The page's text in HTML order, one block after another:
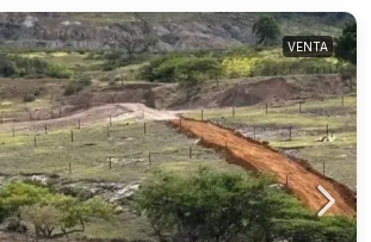
VENTA